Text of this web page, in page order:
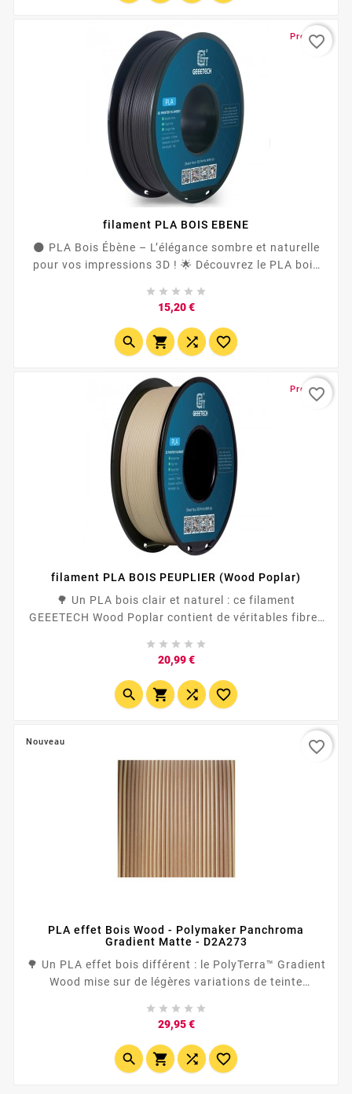
Promo !
filament PLA BOIS EBENE
🌑 PLA Bois Ébène – L’élégance sombre et naturelle
pour vos impressions 3D ! 🌟 Découvrez le PLA bois
systèmes...
    
15,20 €Prix
   
favorite_border
Promo !
filament PLA BOIS PEUPLIER (Wood Poplar)
🌳 Un PLA bois clair et naturel : ce filament
GEEETECH Wood Poplar contient de véritables fibres
sculpté ou travaillé dans une matière boisée. Sa
teinte peuplier, plus claire que les PLA bois foncés,
convient parfaitement aux objets...
    
20,99 €Prix
   
favorite_border
Nouveau
PLA effet Bois Wood - Polymaker Panchroma
Gradient Matte - D2A273
🌳 Un PLA effet bois différent : le PolyTerra™ Gradient
Wood mise sur de légères variations de teinte
qu’une couleur bois uniforme. Son aspect mat et ses
transitions douces rappellent les nuances du bois,
sans dépendre de particules...
    
29,95 €Prix
   
favorite_border